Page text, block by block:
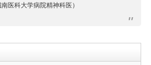
医科大学病院精神科医）